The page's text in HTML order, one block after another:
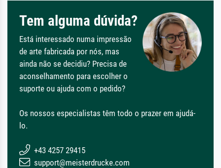
Tem alguma dúvida?
Está interessado numa impressão
de arte fabricada por nós, mas
ainda não se decidiu? Precisa de
aconselhamento para escolher o
suporte ou ajuda com o pedido?
Os nossos especialistas têm todo o prazer em ajudá-
lo.
+43 4257 29415
support@meisterdrucke.com